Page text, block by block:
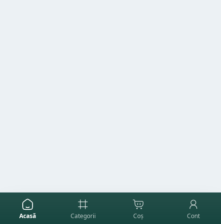
Acasă Categorii Coș Cont